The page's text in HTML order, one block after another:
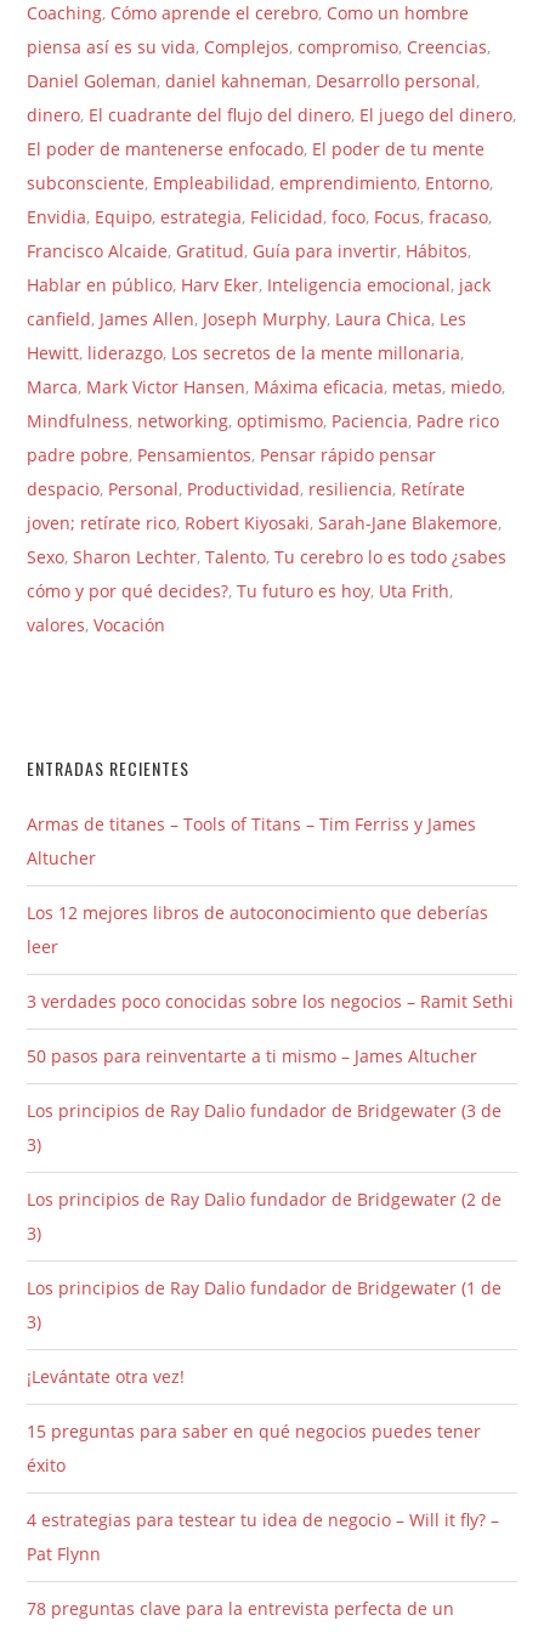
Coaching, Cómo aprende el cerebro, Como un hombre
piensa así es su vida, Complejos,compromiso, Creencias,
Daniel Goleman,daniel kahneman, Desarrollo personal,
dinero, El cuadrante del flujo del dinero, El juego del dinero,
El poder de mantenerse enfocado, El poder de tu mente
subconsciente, Empleabilidad,emprendimiento, Entorno,
Envidia, Equipo,estrategia, Felicidad,foco, Focus,fracaso,
Francisco Alcaide, Gratitud, Guía para invertir, Hábitos,
Hablar en público, Harv Eker, Inteligencia emocional, jack
canfield, James Allen, Joseph Murphy, Laura Chica, Les
Hewitt, liderazgo, Los secretos de la mente millonaria,
Marca, Mark Victor Hansen, Máxima eficacia, metas, miedo,
Mindfulness, networking,optimismo, Paciencia, Padre rico
padre pobre, Pensamientos, Pensar rápido pensar
despacio, Personal, Productividad, resiliencia, Retírate
joven; retírate rico, Robert Kiyosaki,Sarah-Jane Blakemore,
Sexo,Sharon Lechter,Talento,Tu cerebro lo es todo ¿sabes
cómo y por qué decides?,Tu futuro es hoy, Uta Frith,
valores,Vocación
ENTRADAS RECIENTES
Armas de titanes – Tools of Titans – Tim Ferriss y James
Altucher
Los 12 mejores libros de autoconocimiento que deberías
leer
3 verdades poco conocidas sobre los negocios – Ramit Sethi
50 pasos para reinventarte a ti mismo – James Altucher
Los principios de Ray Dalio fundador de Bridgewater (3 de
3)
Los principios de Ray Dalio fundador de Bridgewater (2 de
3)
Los principios de Ray Dalio fundador de Bridgewater (1 de
3)
¡Levántate otra vez!
15 preguntas para saber en qué negocios puedes tener
éxito
4 estrategias para testear tu idea de negocio – Will it fly? –
Pat Flynn
78 preguntas clave para la entrevista perfecta de un